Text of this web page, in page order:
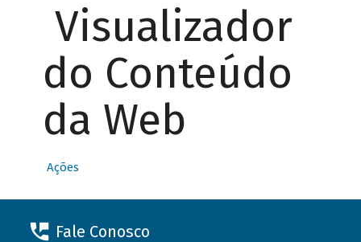
Visualizador
do Conteúdo
da Web
Ações
Fale Conosco